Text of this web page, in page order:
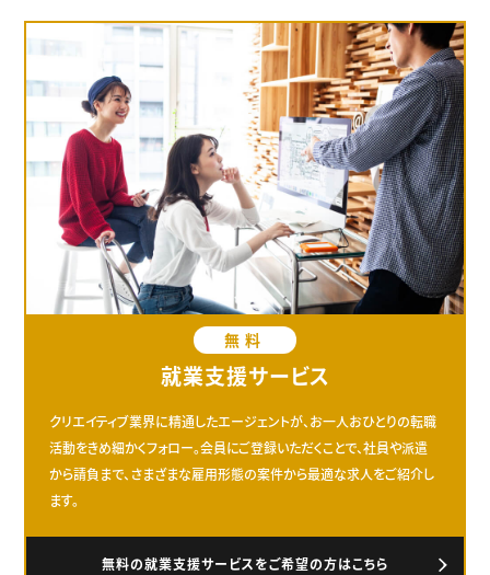
無料
就業支援サービス
クリエイティブ業界に精通したエージェントが、お一人おひとりの転職
活動をきめ細かくフォロー。会員にご登録いただくことで、社員や派遣
から請負まで、さまざまな雇用形態の案件から最適な求人をご紹介し
ます。
無料の就業支援サービスをご希望の方はこちら